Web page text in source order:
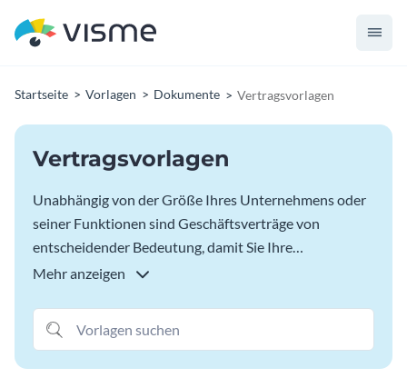
Startseite Vorlagen Dokumente Vertragsvorlagen
Vertragsvorlagen
Unabhängig von der Größe Ihres Unternehmens oder
seiner Funktionen sind Geschäftsverträge von
entscheidender Bedeutung, damit Sie Ihre
Geschäftstätigkeit rechtlich binden und regulieren
Vertragsvorlagen, die Industriestandards,
Klauselsprache und Best-Practice-Vertragselementen
folgen.
Mehr anzeigen